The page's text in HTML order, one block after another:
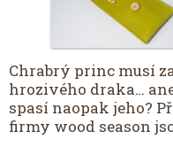
Chrabrý princ musí
hrozivého draka…
spasí naopak jeho?
firmy wood season